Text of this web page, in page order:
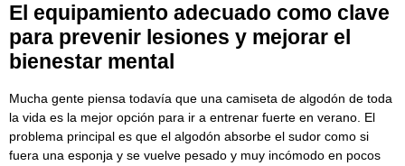
El equipamiento adecuado como clave
para prevenir lesiones y mejorar el
bienestar mental
Mucha gente piensa todavía que una camiseta de algodón de toda
la vida es la mejor opción para ir a entrenar fuerte en verano. El
problema principal es que el algodón absorbe el sudor como si
fuera una esponja y se vuelve pesado y muy incómodo en pocos